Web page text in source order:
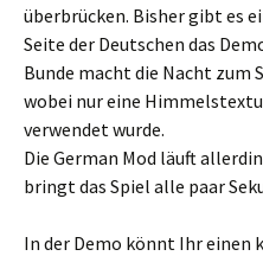
überbrücken. Bisher gibt es
Seite der Deutschen das
Bunde macht die Nacht zum
wobei nur eine
verwendet wurde.
Die German Mod läuft
bringt das Spiel alle paar
In der Demo könnt Ihr einen